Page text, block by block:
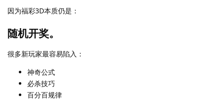
因为福彩3D本质仍是：
随机开奖。
很多新玩家最容易陷入：
神奇公式
必杀技巧
百分百规律